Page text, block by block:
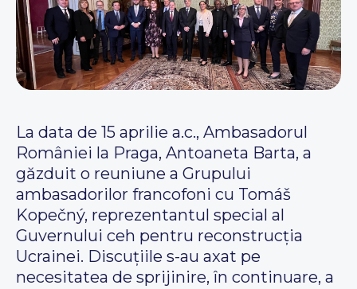
La data de 15 aprilie a.c., Ambasadorul
României la Praga, Antoaneta Barta, a
găzduit o reuniune a Grupului
ambasadorilor francofoni cu Tomáš
Kopečný, reprezentantul special al
Guvernului ceh pentru reconstrucția
Ucrainei. Discuțiile s-au axat pe
necesitatea de sprijinire, în continuare, a